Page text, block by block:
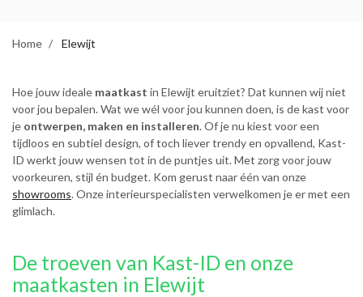
Home Elewijt
Hoe jouw ideale maatkast in Elewijt eruitziet? Dat kunnen wij niet
voor jou bepalen. Wat we wél voor jou kunnen doen, is de kast voor
je ontwerpen, maken en installeren. Of je nu kiest voor een
tijdloos en subtiel design, of toch liever trendy en opvallend, Kast-
ID werkt jouw wensen tot in de puntjes uit. Met zorg voor jouw
voorkeuren, stijl én budget. Kom gerust naar één van onze
showrooms. Onze interieurspecialisten verwelkomen je er met een
glimlach.
De troeven van Kast-ID en onze
maatkasten in Elewijt